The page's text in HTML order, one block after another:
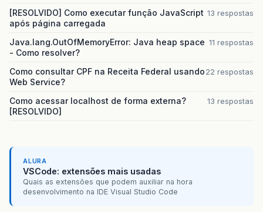
[RESOLVIDO] Como executar função JavaScript
após página carregada
13 respostas
Java.lang.OutOfMemoryError: Java heap space
- Como resolver?
11 respostas
Como consultar CPF na Receita Federal usando
Web Service?
22 respostas
Como acessar localhost de forma externa?
[RESOLVIDO]
13 respostas
ALURA
VSCode: extensões mais usadas
Quais as extensões que podem auxiliar na hora
desenvolvimento na IDE Visual Studio Code